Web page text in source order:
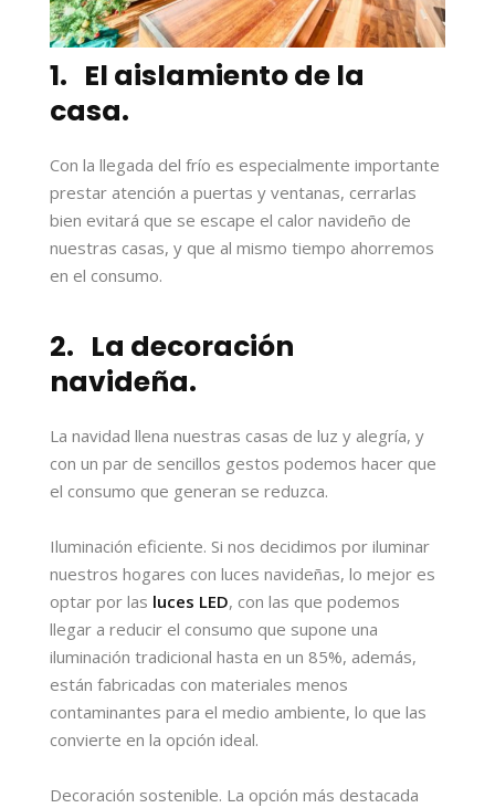
1. El aislamiento de la
casa.
Con la llegada del frío es especialmente importante
prestar atención a puertas y ventanas, cerrarlas
bien evitará que se escape el calor navideño de
nuestras casas, y que al mismo tiempo ahorremos
en el consumo.
2. La decoración
navideña.
La navidad llena nuestras casas de luz y alegría, y
con un par de sencillos gestos podemos hacer que
el consumo que generan se reduzca.
Iluminación eficiente. Si nos decidimos por iluminar
nuestros hogares con luces navideñas, lo mejor es
optar por las luces LED, con las que podemos
llegar a reducir el consumo que supone una
iluminación tradicional hasta en un 85%, además,
están fabricadas con materiales menos
contaminantes para el medio ambiente, lo que las
convierte en la opción ideal.
Decoración sostenible. La opción más destacada